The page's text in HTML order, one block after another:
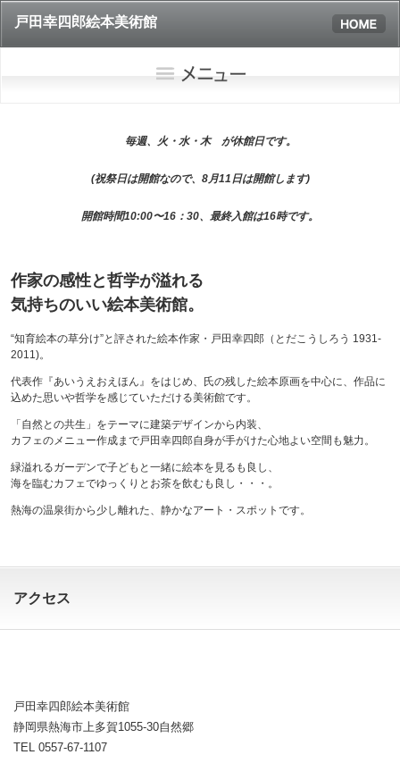
戸田幸四郎絵本美術館
毎週、火・水・木 が休館日です。
(祝祭日は開館なので、8月11日は開館します)
開館時間10:00〜16：30、最終入館は16時です。
作家の感性と哲学が溢れる
気持ちのいい絵本美術館。
“知育絵本の草分け”と評された絵本作家・戸田幸四郎（とだこうしろう 1931-
2011)。
代表作『あいうえおえほん』をはじめ、氏の残した絵本原画を中心に、作品に
込めた思いや哲学を感じていただける美術館です。
「自然との共生」をテーマに建築デザインから内装、
カフェのメニュー作成まで戸田幸四郎自身が手がけた心地よい空間も魅力。
緑溢れるガーデンで子どもと一緒に絵本を見るも良し、
海を臨むカフェでゆっくりとお茶を飲むも良し・・・。
熱海の温泉街から少し離れた、静かなアート・スポットです。
アクセス
戸田幸四郎絵本美術館
静岡県熱海市上多賀1055-30自然郷
TEL 0557-67-1107